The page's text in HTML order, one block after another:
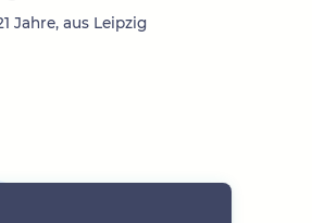
Jahre, aus Leipzig